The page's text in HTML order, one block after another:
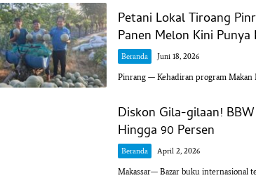
Petani Lokal Tiroang
Panen Melon Kini Punya
Beranda Juni 18, 2026
Pinrang — Kehadiran program
Diskon Gila-gilaan!
Hingga 90 Persen
Beranda April 2, 2026
Makassar— Bazar buku internasional